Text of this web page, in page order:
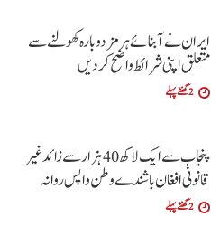
ایران نے آبنائے ہرمز دوبارہ کھولنے سے
متعلق اپنی شرائط واضح کردیں
2 گھنٹے پہلے
پنجاب سے ایک لاکھ 40 ہزار سے زائد غیر
قانونی افغان باشندے وطن واپس روانہ
2 گھنٹے پہلے